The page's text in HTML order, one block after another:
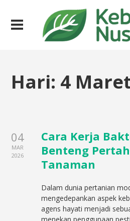
Hari: 4
04
MAR
2026
Cara Kerja
Benteng
Tanaman
Dalam dunia pertanian
mengedepankan aspek
agens hayati menjadi